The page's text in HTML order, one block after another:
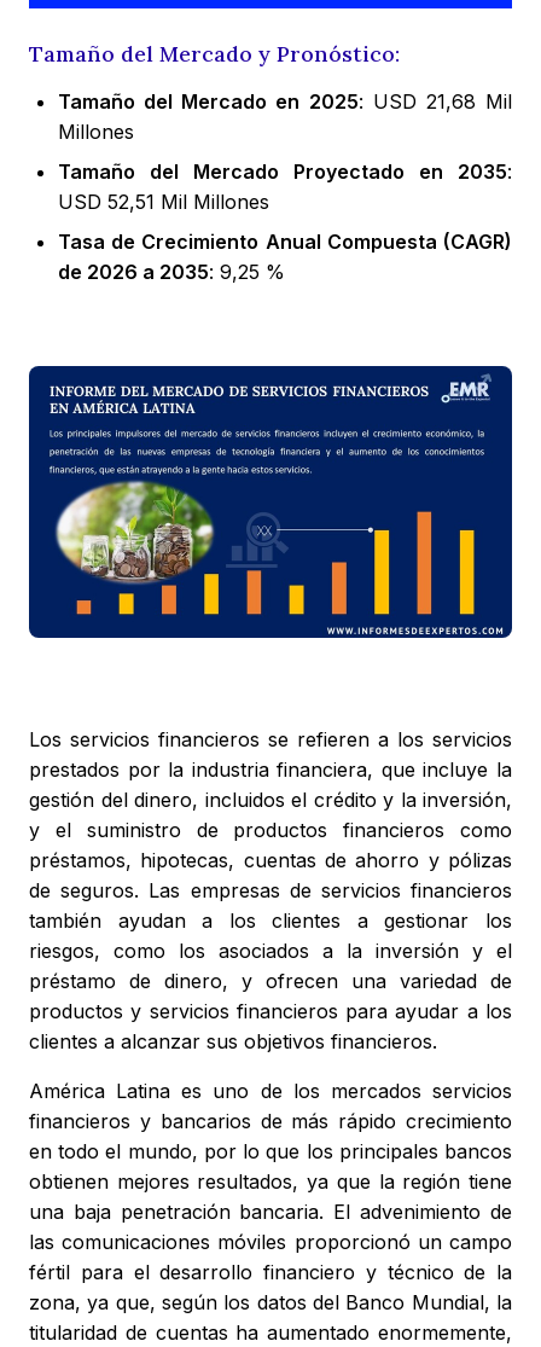
Tamaño del Mercado y Pronóstico:
Tamaño del Mercado en 2025: USD 21,68 Mil
Millones
Tamaño del Mercado Proyectado en 2035:
USD 52,51 Mil Millones
Tasa de Crecimiento Anual Compuesta (CAGR)
de 2026 a 2035: 9,25 %
Los servicios financieros se refieren a los servicios
prestados por la industria financiera, que incluye la
gestión del dinero, incluidos el crédito y la inversión,
y el suministro de productos financieros como
préstamos, hipotecas, cuentas de ahorro y pólizas
de seguros. Las empresas de servicios financieros
también ayudan a los clientes a gestionar los
riesgos, como los asociados a la inversión y el
préstamo de dinero, y ofrecen una variedad de
productos y servicios financieros para ayudar a los
clientes a alcanzar sus objetivos financieros.
América Latina es uno de los mercados servicios
financieros y bancarios de más rápido crecimiento
en todo el mundo, por lo que los principales bancos
obtienen mejores resultados, ya que la región tiene
una baja penetración bancaria. El advenimiento de
las comunicaciones móviles proporcionó un campo
fértil para el desarrollo financiero y técnico de la
zona, ya que, según los datos del Banco Mundial, la
titularidad de cuentas ha aumentado enormemente,